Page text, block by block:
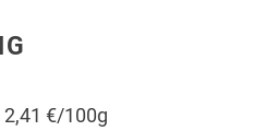
€/100g